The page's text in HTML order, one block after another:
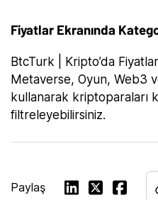
Fiyatlar Ekranında
BtcTurk | Kripto’da
Metaverse, Oyun, Web3
kullanarak kriptoparaları
filtreleyebilirsiniz.
Paylaş